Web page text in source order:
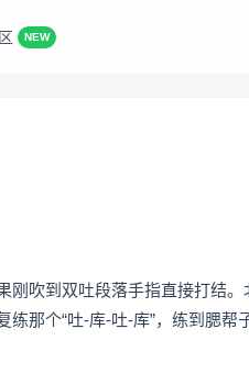
NEW
刚吹到双吐段落手指直接打结
那个“吐-库-吐-库”，练到腮帮